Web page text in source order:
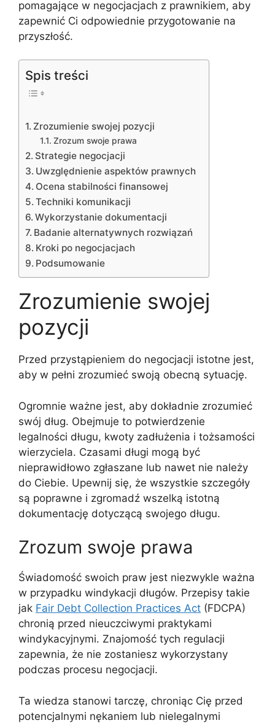
pomagające w negocjacjach z prawnikiem, aby
zapewnić Ci odpowiednie przygotowanie na
przyszłość.
Spis treści
Zrozumienie swojej pozycji
Zrozum swoje prawa
Strategie negocjacji
Uwzględnienie aspektów prawnych
Ocena stabilności finansowej
Techniki komunikacji
Wykorzystanie dokumentacji
Badanie alternatywnych rozwiązań
Kroki po negocjacjach
Podsumowanie
Zrozumienie swojej
pozycji
Przed przystąpieniem do negocjacji istotne jest,
aby w pełni zrozumieć swoją obecną sytuację.
Ogromnie ważne jest, aby dokładnie zrozumieć
swój dług. Obejmuje to potwierdzenie
legalności długu, kwoty zadłużenia i tożsamości
wierzyciela. Czasami długi mogą być
nieprawidłowo zgłaszane lub nawet nie należy
do Ciebie. Upewnij się, że wszystkie szczegóły
są poprawne i zgromadź wszelką istotną
dokumentację dotyczącą swojego długu.
Zrozum swoje prawa
Świadomość swoich praw jest niezwykle ważna
w przypadku windykacji długów. Przepisy takie
jak Fair Debt Collection Practices Act (FDCPA)
chronią przed nieuczciwymi praktykami
windykacyjnymi. Znajomość tych regulacji
zapewnia, że nie zostaniesz wykorzystany
podczas procesu negocjacji.
Ta wiedza stanowi tarczę, chroniąc Cię przed
potencjalnymi nękaniem lub nielegalnymi